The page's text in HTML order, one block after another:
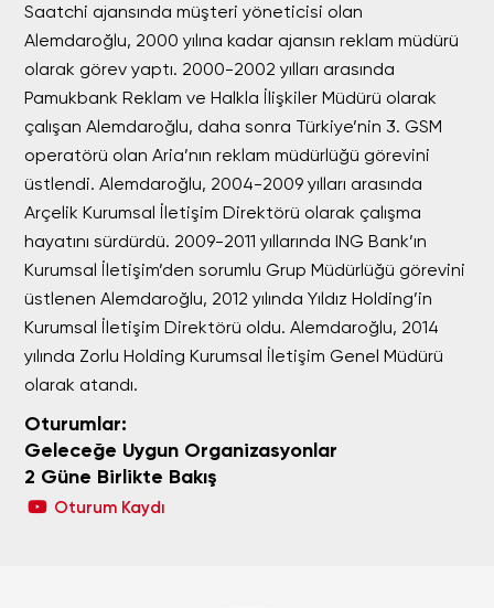
Saatchi ajansında müşteri yöneticisi olan
Alemdaroğlu, 2000 yılına kadar ajansın reklam müdürü
olarak görev yaptı. 2000-2002 yılları arasında
Pamukbank Reklam ve Halkla İlişkiler Müdürü olarak
çalışan Alemdaroğlu, daha sonra Türkiye’nin 3. GSM
operatörü olan Aria’nın reklam müdürlüğü görevini
üstlendi. Alemdaroğlu, 2004-2009 yılları arasında
Arçelik Kurumsal İletişim Direktörü olarak çalışma
hayatını sürdürdü. 2009-2011 yıllarında ING Bank’ın
Kurumsal İletişim’den sorumlu Grup Müdürlüğü görevini
üstlenen Alemdaroğlu, 2012 yılında Yıldız Holding’in
Kurumsal İletişim Direktörü oldu. Alemdaroğlu, 2014
yılında Zorlu Holding Kurumsal İletişim Genel Müdürü
olarak atandı.
Oturumlar:
Geleceğe Uygun Organizasyonlar
2 Güne Birlikte Bakış
Oturum Kaydı